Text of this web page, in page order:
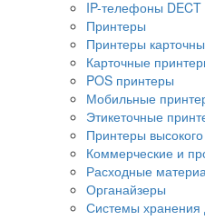
IP-телефоны DECT
Принтеры
Принтеры
Карточные
POS принтеры
Мобильные
Этикеточные
Принтеры
Коммерческие и
Расходные
Органайзеры
Системы хранения